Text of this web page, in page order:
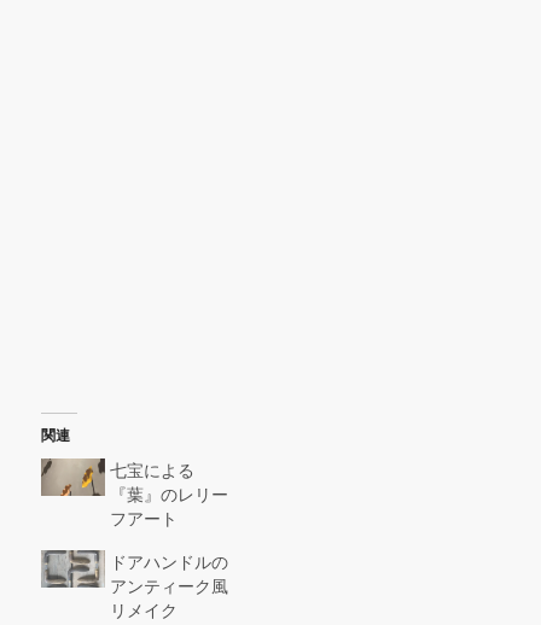
関連
七宝による
『葉』のレリー
フアート
ドアハンドルの
アンティーク風
リメイク